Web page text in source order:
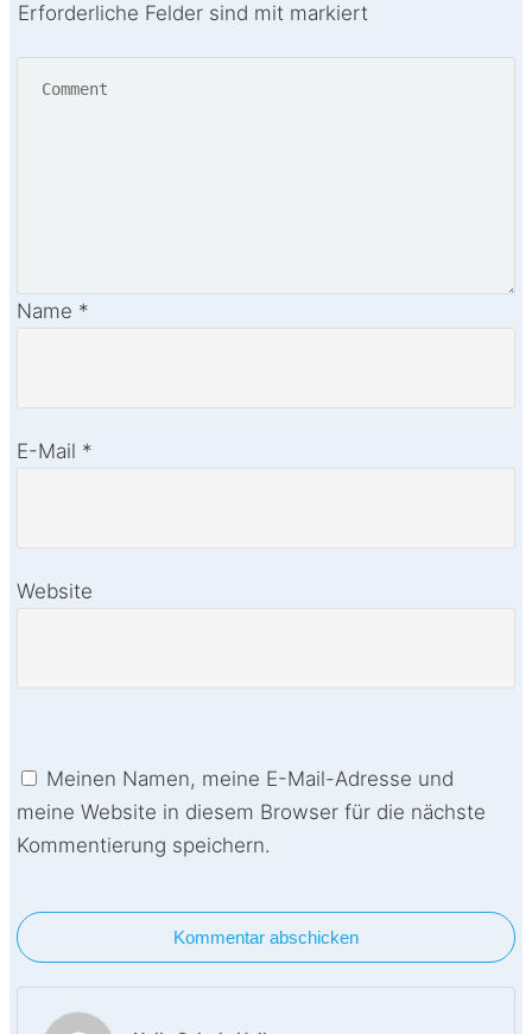
Erforderliche Felder sind mit markiert
Name *
E-Mail *
Website
Meinen Namen, meine E-Mail-Adresse und
meine Website in diesem Browser für die nächste
Kommentierung speichern.
Kommentar abschicken